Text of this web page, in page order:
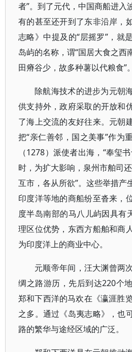
者”。到了元代，中国商船进入
有的甚至还开到了东非沿岸，
志略》中提及的“层摇罗”，就
岛屿的名称，谓“国居大食之西
田瘠谷少，故多种薯以代粮食”。
除航海技术的进步为元朝
供支持外，政府采取的开放和
了海上交流的友好往来。元朝
把“亲仁善邻，国之美事”作为
（1278）派使者出海，“奉玺
时，为扩大影响，泉州市舶司
互市，各从所欲”。这些举措产
印度洋等地的商船纷至沓来，
度半岛南部的马八儿屿因具有
理区位优势，东西方船舶和商
为印度洋上的商业中心。
元顺帝年间，汪大渊曾两
绸之路游历，先后到达220个
郑和下西洋的马欢在《瀛涯胜
之多。通过《岛夷志略》，也
路的繁华与途经区域的广泛。